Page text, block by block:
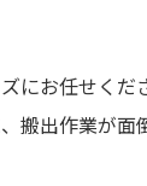
にお任せく
搬出作業が